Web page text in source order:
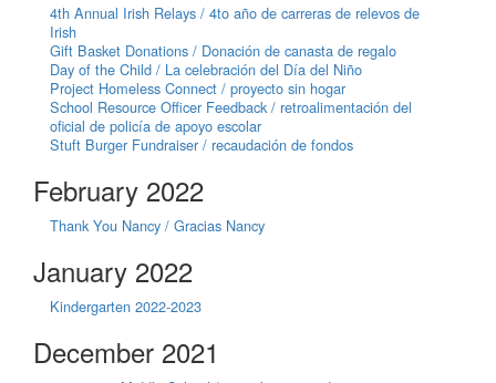
4th Annual Irish Relays / 4to año de carreras de relevos de
Irish
Gift Basket Donations / Donación de canasta de regalo
Day of the Child / La celebración del Día del Niño
Project Homeless Connect / proyecto sin hogar
School Resource Officer Feedback / retroalimentación del
oficial de policía de apoyo escolar
Stuft Burger Fundraiser / recaudación de fondos
February 2022
Thank You Nancy / Gracias Nancy
January 2022
Kindergarten 2022-2023
December 2021